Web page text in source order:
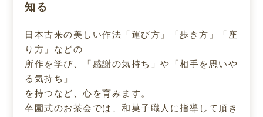
知る
日本古来の美しい作法「運び方」「歩き方」「座
り方」などの
所作を学び、「感謝の気持ち」や「相手を思いや
る気持ち」
を持つなど、心を育みます。
卒園式のお茶会では、和菓子職人に指導して頂き